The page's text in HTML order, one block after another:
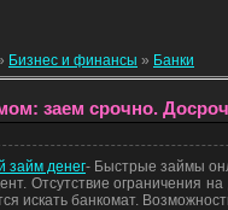
Бизнес и финансы » Банки
заем срочно.
займ денег- Быстрые займы
Отсутствие ограничения
искать банкомат.